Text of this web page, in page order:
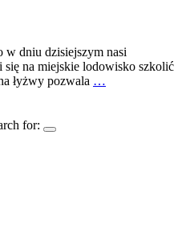
dniu dzisiejszym nasi
na miejskie lodowisko szkolić
łyżwy pozwala …
for: